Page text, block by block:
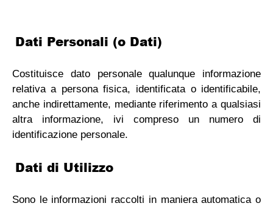
Dati Personali (o Dati)
Costituisce dato personale qualunque informazione
relativa a persona fisica, identificata o identificabile,
anche indirettamente, mediante riferimento a qualsiasi
altra informazione, ivi compreso un numero di
identificazione personale.
Dati di Utilizzo
Sono le informazioni raccolti in maniera automatica o